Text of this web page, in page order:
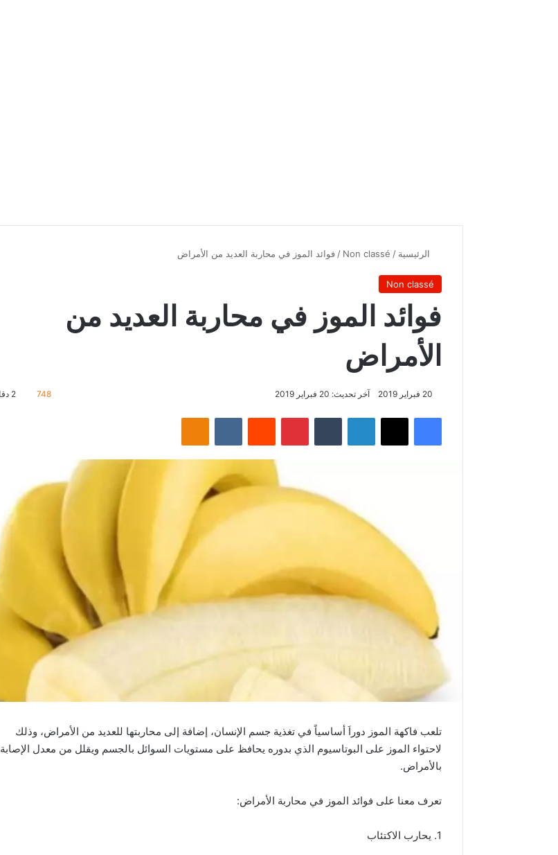
الرئيسية /
Non classé
/ فوائد الموز في محاربة العديد من الأمراض
Non classé
فوائد الموز في محاربة العديد من
الأمراض
20 فبراير 2019 آخر تحديث: 20 فبراير 2019 748 2 دقائق
فيسبوك لينكدإن بينتيريست
تلعب فاكهة الموز دوراَ أساسياً في تغذية جسم الإنسان، إضافة إلى محاربتها للعديد من الأمراض، وذلك
لاحتواء الموز على البوتاسيوم الذي بدوره يحافظ على مستويات السوائل بالجسم ويقلل من معدل الإصابة
بالأمراض.
تعرف معنا على فوائد الموز في محاربة الأمراض:
1. يحارب الاكتئاب